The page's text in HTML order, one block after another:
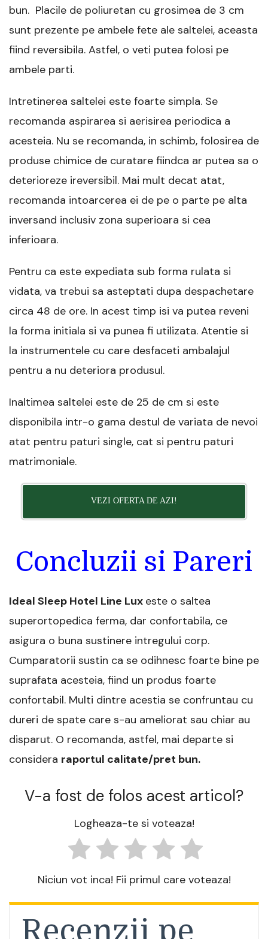
bun. Placile de poliuretan cu grosimea de 3 cm
sunt prezente pe ambele fete ale saltelei, aceasta
fiind reversibila. Astfel, o veti putea folosi pe
ambele parti.
Intretinerea saltelei este foarte simpla. Se
recomanda aspirarea si aerisirea periodica a
acesteia. Nu se recomanda, in schimb, folosirea de
produse chimice de curatare fiindca ar putea sa o
deterioreze ireversibil. Mai mult decat atat,
recomanda intoarcerea ei de pe o parte pe alta
inversand inclusiv zona superioara si cea
inferioara.
Pentru ca este expediata sub forma rulata si
vidata, va trebui sa asteptati dupa despachetare
circa 48 de ore. In acest timp isi va putea reveni
la forma initiala si va punea fi utilizata. Atentie si
la instrumentele cu care desfaceti ambalajul
pentru a nu deteriora produsul.
Inaltimea saltelei este de 25 de cm si este
disponibila intr-o gama destul de variata de nevoi
atat pentru paturi single, cat si pentru paturi
matrimoniale.
VEZI OFERTA DE AZI!
Concluzii si Pareri
Ideal Sleep Hotel Line Lux este o saltea
superortopedica ferma, dar confortabila, ce
asigura o buna sustinere intregului corp.
Cumparatorii sustin ca se odihnesc foarte bine pe
suprafata acesteia, fiind un produs foarte
confortabil. Multi dintre acestia se confruntau cu
dureri de spate care s-au ameliorat sau chiar au
disparut. O recomanda, astfel, mai departe si
considera raportul calitate/pret bun.
V-a fost de folos acest articol?
Logheaza-te si voteaza!
Niciun vot inca! Fii primul care voteaza!
Recenzii pe